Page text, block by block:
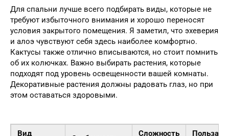
Для спальни лучше всего подбирать виды, которые не
требуют избыточного внимания и хорошо переносят
условия закрытого помещения. Я заметил, что эхеверия
и алоэ чувствуют себя здесь наиболее комфортно.
Кактусы также отлично вписываются, но стоит помнить
об их колючках. Важно выбирать растения, которые
подходят под уровень освещенности вашей комнаты.
Декоративные растения должны радовать глаз, но при
этом оставаться здоровыми.
Вид
Сложность
Польза